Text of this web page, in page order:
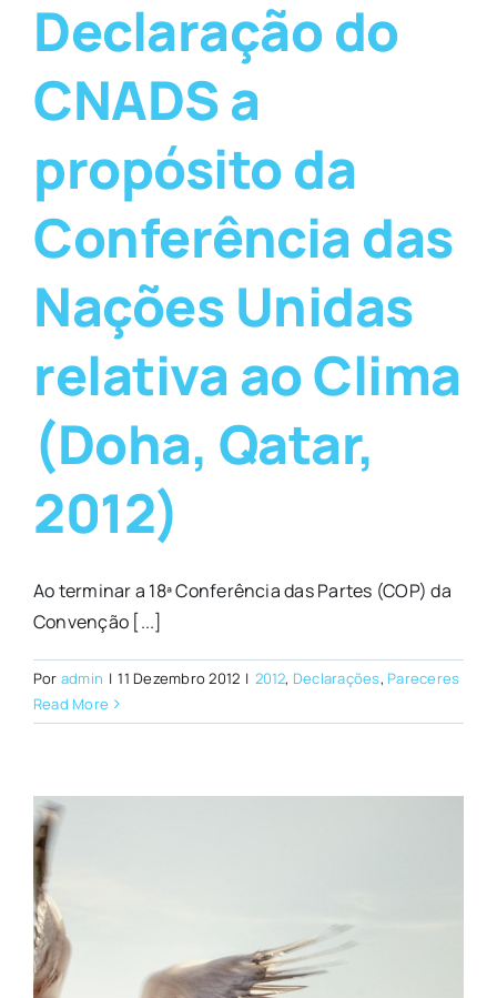
Declaração do
CNADS a
propósito da
Conferência das
Nações Unidas
relativa ao Clima
(Doha, Qatar,
2012)
Ao terminar a 18ª Conferência das Partes (COP) da
Convenção [...]
Por admin | 11 Dezembro 2012 | 2012, Declarações, Pareceres
Read More